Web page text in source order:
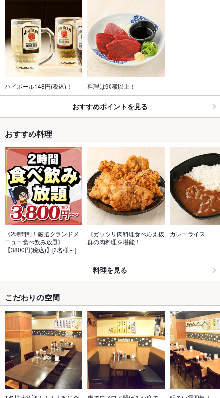
ハイボール148円(税込)！ 料理は90種以上！
おすすめポイントを見る
おすすめ料理
《2時間制！厳選グランドメ
ニュー食べ飲み放題》
【3800円(税込)】[2名様～]
《ガッツリ肉料理食べ応え抜
群の肉料理を堪能！
カレーライス
料理を見る
こだわりの空間